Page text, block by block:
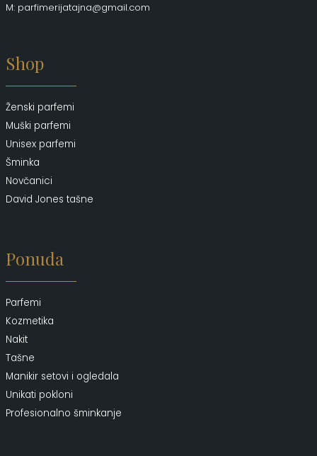
M: parfimerijatajna@gmail.com
Shop
Ženski parfemi
Muški parfemi
Unisex parfemi
Šminka
Novčanici
David Jones tašne
Ponuda
Parfemi
Kozmetika
Nakit
Tašne
Manikir setovi i ogledala
Unikati pokloni
Profesionalno šminkanje